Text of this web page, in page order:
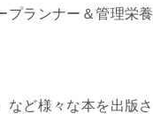
プランナー＆管理栄養
など様々な本を出版さ